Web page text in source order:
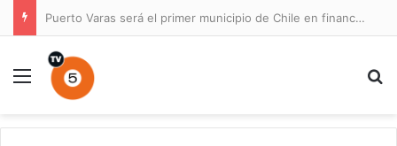
Puerto Varas será el primer municipio de Chile en financiar un Plan Maestro para un parque nacional
Menú